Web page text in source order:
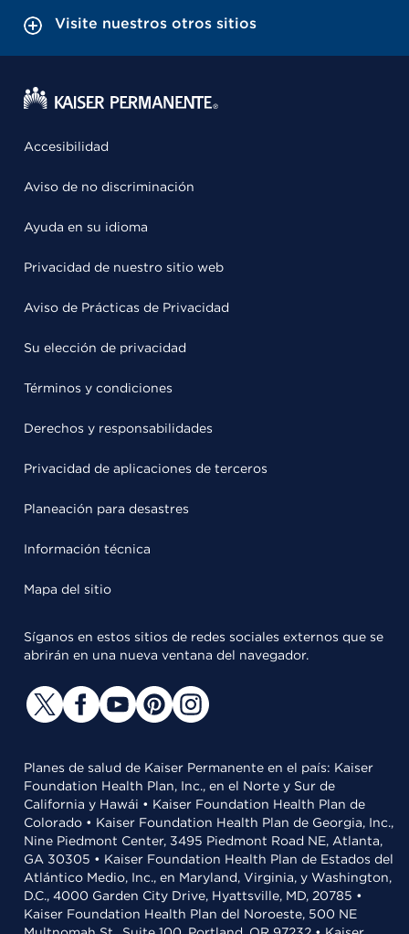
Visite nuestros otros sitios
Accesibilidad
Aviso de no discriminación
Ayuda en su idioma
Privacidad de nuestro sitio web
Aviso de Prácticas de Privacidad
Su elección de privacidad
Términos y condiciones
Derechos y responsabilidades
Privacidad de aplicaciones de terceros
Planeación para desastres
Información técnica
Mapa del sitio
Síganos en estos sitios de redes sociales externos que se
abrirán en una nueva ventana del navegador.
Planes de salud de Kaiser Permanente en el país: Kaiser
Foundation Health Plan, Inc., en el Norte y Sur de
California y Hawái • Kaiser Foundation Health Plan de
Colorado • Kaiser Foundation Health Plan de Georgia, Inc.,
Nine Piedmont Center, 3495 Piedmont Road NE, Atlanta,
GA 30305 • Kaiser Foundation Health Plan de Estados del
Atlántico Medio, Inc., en Maryland, Virginia, y Washington,
D.C., 4000 Garden City Drive, Hyattsville, MD, 20785 •
Kaiser Foundation Health Plan del Noroeste, 500 NE